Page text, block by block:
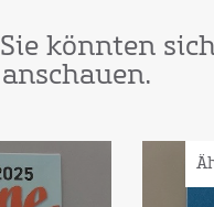
könnten